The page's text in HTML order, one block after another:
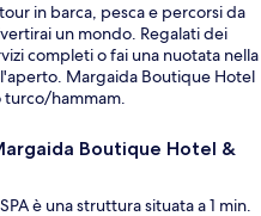
in barca, pesca e percorsi da
un mondo. Regalati dei
completi o fai una nuotata nella
Margaida Boutique Hotel
turco/hammam.
Boutique Hotel &
è una struttura situata a 1 min.